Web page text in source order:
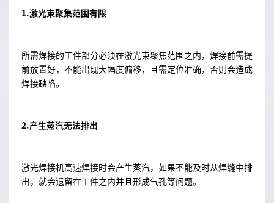
1.激光束聚集范围有限
所需焊接的工件部分必须在激光束聚焦范围之内，焊接前需提
前放置好，不能出现大幅度偏移，且需定位准确，否则会造成
焊接缺陷。
2.产生蒸汽无法排出
激光焊接机高速焊接时会产生蒸汽，如果不能及时从焊缝中排
出，就会遗留在工件之内并且形成气孔等问题。